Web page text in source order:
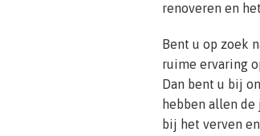
renoveren en
Bent u op zoek
ruime ervaring
Dan bent u bij
hebben allen
bij het verven